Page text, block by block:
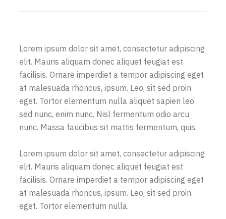
Lorem ipsum dolor sit amet, consectetur adipiscing
elit. Mauris aliquam donec aliquet feugiat est
facilisis. Ornare imperdiet a tempor adipiscing eget
at malesuada rhoncus, ipsum. Leo, sit sed proin
eget. Tortor elementum nulla aliquet sapien leo
sed nunc, enim nunc. Nisl fermentum odio arcu
nunc. Massa faucibus sit mattis fermentum, quis.
Lorem ipsum dolor sit amet, consectetur adipiscing
elit. Mauris aliquam donec aliquet feugiat est
facilisis. Ornare imperdiet a tempor adipiscing eget
at malesuada rhoncus, ipsum. Leo, sit sed proin
eget. Tortor elementum nulla.